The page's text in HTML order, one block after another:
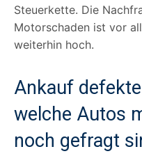
Steuerkette. Die
Motorschaden ist vor
weiterhin hoch.
Ankauf
welche Autos
noch gefragt